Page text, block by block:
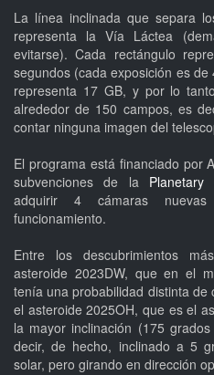
La línea inclinada que separa
representa la Vía Láctea
evitarse). Cada rectángulo
segundos (cada exposición es
representa 17 GB, y por lo
alrededor de 150 campos, es
contar ninguna imagen del
El programa está financiado por
subvenciones de la Planetary
adquirir 4 cámaras
funcionamiento.
Entre los descubrimientos
asteroide 2023DW, que en el
tenía una probabilidad distinta
el asteroide 2025OH, que es el
la mayor inclinación (175
decir, de hecho, inclinado a 5
solar, pero girando en dirección